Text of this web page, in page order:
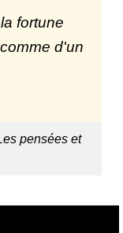
fortune
d'un
pensées et